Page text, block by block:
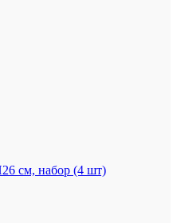
см, набор (4 шт)